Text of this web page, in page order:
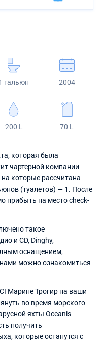
гальюн 2004
200 L 70 L
которая была
чартерной компании
которые рассчитана
(туалетов) — 1. После
прибыть на место check-
такое
и CD, Dinghy,
оснащением,
можно ознакомиться
Марине Трогир на ваши
во время морского
яхты Oceanis
получить
которые останутся с